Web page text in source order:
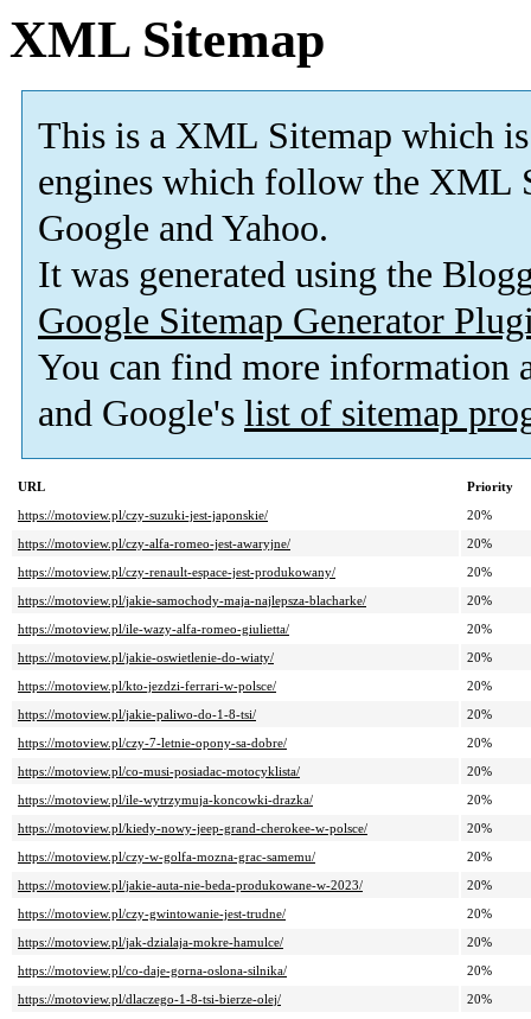
XML Sitemap
This is a XML Sitemap which is
engines which follow the XML
Google and Yahoo.
It was generated using the
Google Sitemap Generator
You can find more information
and Google's list of sitemap
URL
Priority
https://motoview.pl/czy-suzuki-jest-japonskie/
20%
https://motoview.pl/czy-alfa-romeo-jest-awaryjne/
20%
https://motoview.pl/czy-renault-espace-jest-produkowany/
20%
https://motoview.pl/jakie-samochody-maja-najlepsza-blacharke/
20%
https://motoview.pl/ile-wazy-alfa-romeo-giulietta/
20%
https://motoview.pl/jakie-oswietlenie-do-wiaty/
20%
https://motoview.pl/kto-jezdzi-ferrari-w-polsce/
20%
https://motoview.pl/jakie-paliwo-do-1-8-tsi/
20%
https://motoview.pl/czy-7-letnie-opony-sa-dobre/
20%
https://motoview.pl/co-musi-posiadac-motocyklista/
20%
https://motoview.pl/ile-wytrzymuja-koncowki-drazka/
20%
https://motoview.pl/kiedy-nowy-jeep-grand-cherokee-w-polsce/
20%
https://motoview.pl/czy-w-golfa-mozna-grac-samemu/
20%
https://motoview.pl/jakie-auta-nie-beda-produkowane-w-2023/
20%
https://motoview.pl/czy-gwintowanie-jest-trudne/
20%
https://motoview.pl/jak-dzialaja-mokre-hamulce/
20%
https://motoview.pl/co-daje-gorna-oslona-silnika/
20%
https://motoview.pl/dlaczego-1-8-tsi-bierze-olej/
20%